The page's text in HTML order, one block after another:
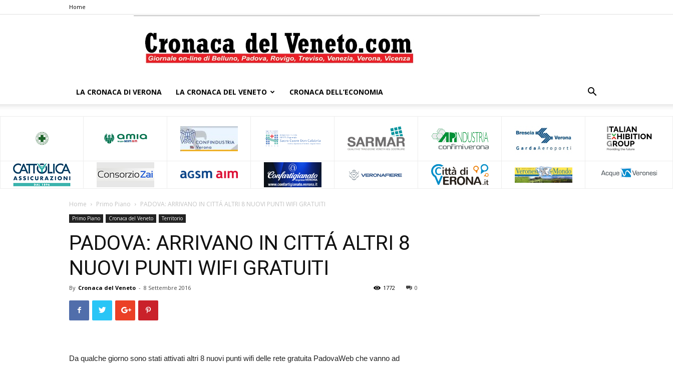
Home
Veneto
LA CRONACA DI VERONA LA CRONACA DEL VENETO CRONACA DELL’ECONOMIA
Home Primo Piano PADOVA: ARRIVANO IN CITTÁ ALTRI 8 NUOVI PUNTI WIFI GRATUITI
Primo Piano Cronaca del Veneto Territorio
PADOVA: ARRIVANO IN CITTÁ ALTRI 8
NUOVI PUNTI WIFI GRATUITI
By Cronaca del Veneto - 8 Settembre 2016 0
1772
Da qualche giorno sono stati attivati altri 8 nuovi punti wifi delle rete gratuita PadovaWeb che vanno ad